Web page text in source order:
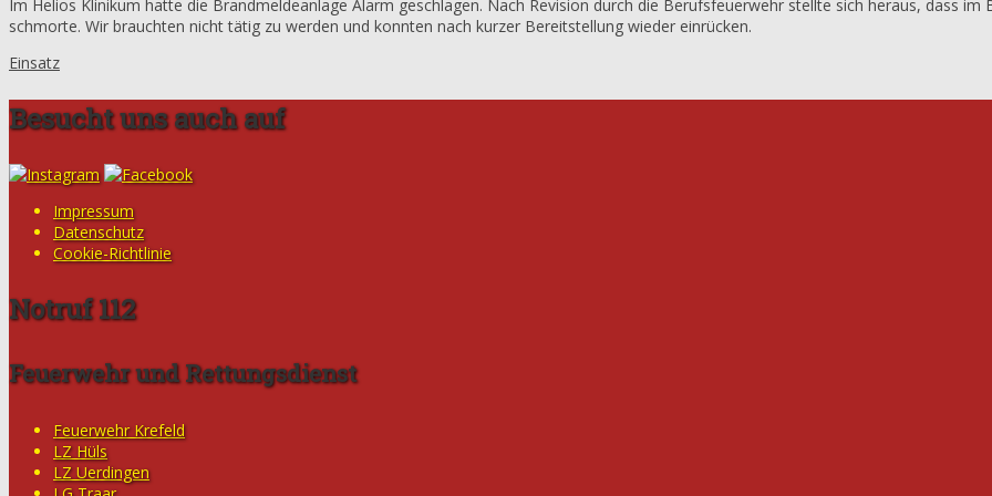
Im Helios Klinikum hatte die Brandmeldeanlage Alarm geschlagen. Nach Revision durch die Berufsfeuerwehr stellte sich heraus, dass im
schmorte. Wir brauchten nicht tätig zu werden und konnten nach kurzer Bereitstellung wieder einrücken.
Einsatz
Besucht uns auch auf
Impressum
Datenschutz
Cookie-Richtlinie
Notruf 112
Feuerwehr und Rettungsdienst
Feuerwehr Krefeld
LZ Hüls
LZ Uerdingen